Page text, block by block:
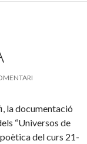
la documentació
“Universos de
del curs 21-